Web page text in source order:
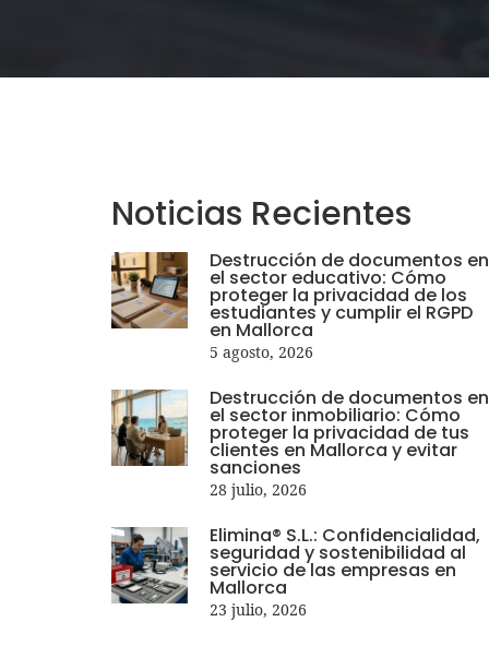
Noticias Recientes
Destrucción de documentos en
el sector educativo: Cómo
proteger la privacidad de los
estudiantes y cumplir el RGPD
en Mallorca
5 agosto, 2026
Destrucción de documentos en
el sector inmobiliario: Cómo
proteger la privacidad de tus
clientes en Mallorca y evitar
sanciones
28 julio, 2026
Elimina® S.L.: Confidencialidad,
seguridad y sostenibilidad al
servicio de las empresas en
Mallorca
23 julio, 2026